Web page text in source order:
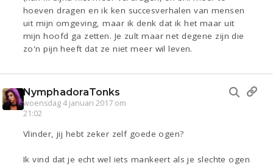
hoeven dragen en ik ken succesverhalen van mensen
uit mijn omgeving, maar ik denk dat ik het maar uit
mijn hoofd ga zetten. Je zult maar net degene zijn die
zo'n pijn heeft dat ze niet meer wil leven.
NymphadoraTonks
woensdag 4 januari 2017 om
21:02
Vlinder, jij hebt zeker zelf goede ogen?
Ik vind dat je echt wel iets mankeert als je slechte ogen